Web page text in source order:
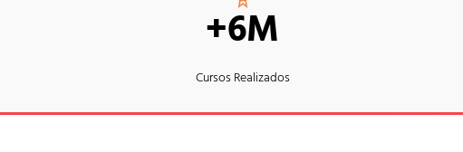
+6M
Cursos Realizados